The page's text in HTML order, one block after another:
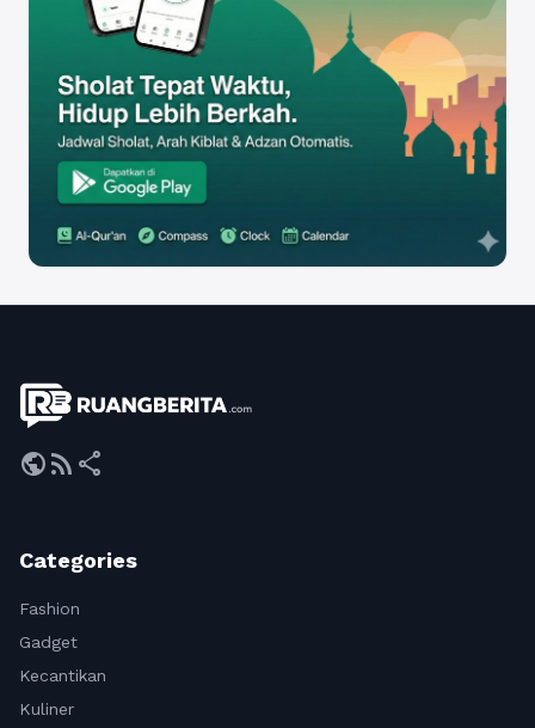
publicrss_feed share
Categories
Fashion
Gadget
Kecantikan
Kuliner